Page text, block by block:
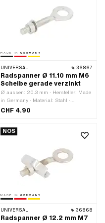
UNIVERSAL 36867
Radspanner Ø 11.10 mm M6
Scheibe gerade verzinkt
Ø aussen: 20.3 mm · Hersteller: Made
in Germany · Material: Stahl ·
Oberfläche: verzinkt (blau) · Ø innen:
· Gewindelänge: 31.3 mm
CHF 4.90
NOS
UNIVERSAL 36868
Radspanner Ø 12.2 mm M7